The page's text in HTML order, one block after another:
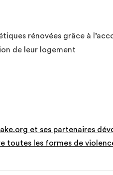
rénovées grâce à
de leur logement
et ses partenaires
toutes les formes de